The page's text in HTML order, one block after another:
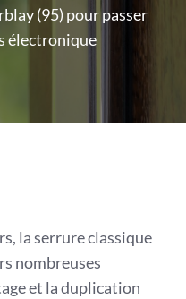
(95) pour passer
électronique
la serrure classique
nombreuses
et la duplication